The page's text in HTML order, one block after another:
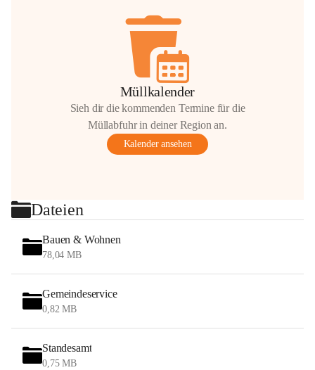
Müllkalender
Sieh dir die kommenden Termine für die
Müllabfuhr in deiner Region an.
Kalender ansehen
Dateien
Bauen & Wohnen
78,04 MB
Gemeindeservice
0,82 MB
Standesamt
0,75 MB